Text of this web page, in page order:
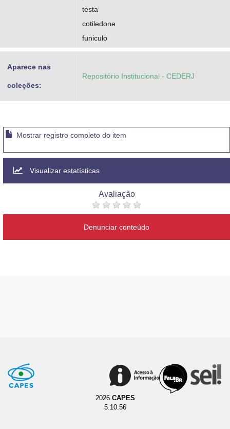
testa
cotiledone
funiculo
Aparece nas
coleções:
Repositório Institucional - CEDERJ
Mostrar registro completo do item
Visualizar estatísticas
Avaliação
Denunciar conteúdo
2026 CAPES
5.10.56